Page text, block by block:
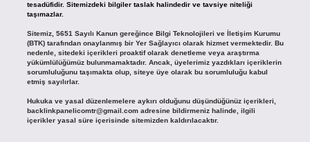
tesadüfidir. Sitemizdeki bilgiler taslak halindedir ve tavsiye niteliği
taşımazlar.
Sitemiz, 5651 Sayılı Kanun gereğince Bilgi Teknolojileri ve İletişim Kurumu
(BTK) tarafından onaylanmış bir Yer Sağlayıcı olarak hizmet vermektedir. Bu
nedenle, sitedeki içerikleri proaktif olarak denetleme veya araştırma
yükümlülüğümüz bulunmamaktadır. Ancak, üyelerimiz yazdıkları içeriklerin
sorumluluğunu taşımakta olup, siteye üye olarak bu sorumluluğu kabul
etmiş sayılırlar.
Hukuka ve yasal düzenlemelere aykırı olduğunu düşündüğünüz içerikleri,
backlinkpanelicomtr@gmail.comadresine bildirmeniz halinde, ilgili
içerikler yasal süre içerisinde sitemizden kaldırılacaktır.